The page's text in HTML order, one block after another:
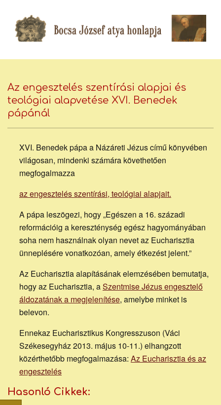
content
Bocsa
József
piarista
atya
honlapja
Menu
Az engesztelés szentírási alapjai és
teológiai alapvetése XVI. Benedek
pápánál
XVI. Benedek pápa a Názáreti Jézus című könyvében
világosan, mindenki számára követhetően
megfogalmazza
az engesztelés szentírási, teológiai alapjait.
A pápa leszögezi, hogy „Egészen a 16. századi
reformációig a kereszténység egész hagyományában
soha nem használnak olyan nevet az Eucharisztia
ünneplésére vonatkozóan, amely étkezést jelent.”
Az Eucharisztia alapításának elemzésében bemutatja,
hogy az Eucharisztia, aSzentmise Jézus engesztelő
áldozatának a megjelenítése, amelybe minket is
belevon.
Ennekaz Eucharisztikus Kongresszuson (Váci
Székesegyház 2013. május 10-11.) elhangzott
közérthetőbb megfogalmazása: Az Eucharisztia és az
engesztelés
Hasonló Cikkek: